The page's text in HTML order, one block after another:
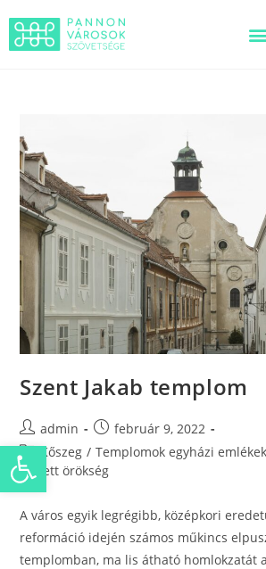
Eszköztár
Szent Jakab templom
admin
február 9, 2022
Kőszeg / Templomok egyházi emlékek
épített örökség
A város egyik legrégibb, középkori
reformáció idején számos műkincs
templomban, ma lis átható homlokzatát